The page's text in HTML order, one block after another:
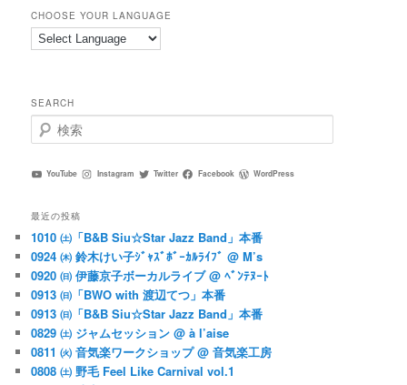
CHOOSE YOUR LANGUAGE
SEARCH
検
索
YouTube Instagram Twitter Facebook WordPress
最近の投稿
1010 ㈯「B&B Siu☆Star Jazz Band」本番
0924 ㈭ 鈴木けい子ｼﾞｬｽﾞﾎﾞｰｶﾙﾗｲﾌﾞ @ M’s
0920 ㈰ 伊藤京子ボーカルライブ @ ﾍﾞﾝﾃﾇｰﾄ
0913 ㈰「BWO with 渡辺てつ」本番
0913 ㈰「B&B Siu☆Star Jazz Band」本番
0829 ㈯ ジャムセッション @ à l’aise
0811 ㈫ 音気楽ワークショップ @ 音気楽工房
0808 ㈯ 野毛 Feel Like Carnival vol.1